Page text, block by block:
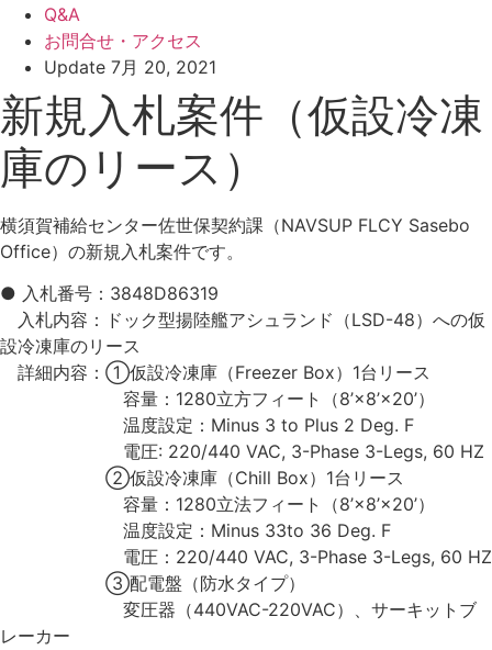
Q&A
お問合せ・アクセス
Update 7月 20, 2021
新規入札案件（仮設冷凍
庫のリース）
横須賀補給センター佐世保契約課（NAVSUP FLCY Sasebo
Office）の新規入札案件です。
● 入札番号：3848D86319
入札内容：ドック型揚陸艦アシュランド（LSD-48）への仮
設冷凍庫のリース
詳細内容：①仮設冷凍庫（Freezer Box）1台リース
容量：1280立方フィート（8’×8’×20’）
温度設定：Minus 3 to Plus 2 Deg. F
電圧: 220/440 VAC, 3-Phase 3-Legs, 60 HZ
②仮設冷凍庫（Chill Box）1台リース
容量：1280立法フィート（8’×8’×20’）
温度設定：Minus 33to 36 Deg. F
電圧：220/440 VAC, 3-Phase 3-Legs, 60 HZ
③配電盤（防水タイプ）
変圧器（440VAC-220VAC）、サーキットブ
レーカー